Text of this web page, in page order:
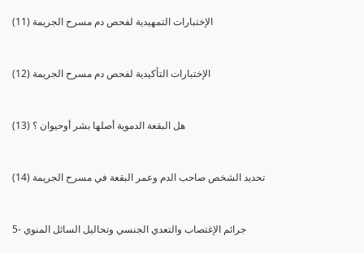
(11) الإختبارات التمهيدية لفحص دم مسرح الجريمة
(12) الإختبارات التأكيدية لفحص دم مسرح الجريمة
(13) هل البقعة الدموية أصلها بشر أوحيوان ؟
(14) تحديد الشخص صاحب الدم وعمر البقعة في مسرح الجريمة
5- جرائم الإغتصاب والتعدي الجنسي وتحاليل السائل المنوي